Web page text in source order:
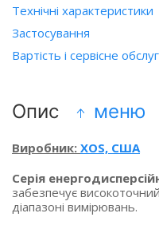
Технічні характеристики
Застосування
Вартість і сервісне
Опис меню
Виробник: XOS, США
Серія
забезпечує
діапазоні вимірювань.